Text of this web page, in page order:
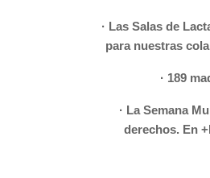
· Las Salas de
para nuestras
· 189
· La Semana
derechos. En